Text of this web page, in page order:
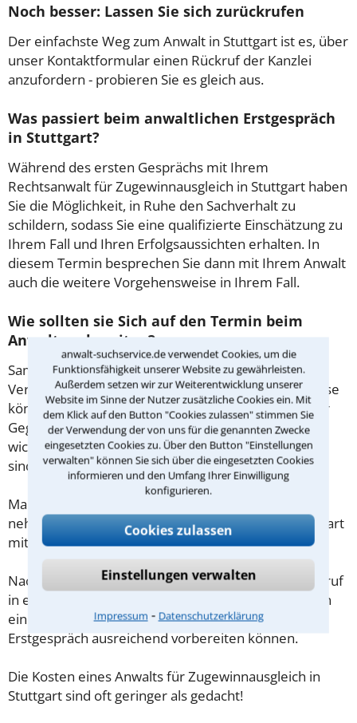
anwalt-suchservice.de verwendet Cookies, um die
Funktionsfähigkeit unserer Website zu gewährleisten.
Außerdem setzen wir zur Weiterentwicklung unserer
Website im Sinne der Nutzer zusätzliche Cookies ein. Mit
dem Klick auf den Button "Cookies zulassen" stimmen Sie
der Verwendung der von uns für die genannten Zwecke
eingesetzten Cookies zu. Über den Button "Einstellungen
verwalten" können Sie sich über die eingesetzten Cookies
informieren und den Umfang Ihrer Einwilligung
konfigurieren.
Cookies zulassen
Einstellungen verwalten
Impressum ⁃ Datenschutzerklärung
Noch besser: Lassen Sie sich zurückrufen
Der einfachste Weg zum Anwalt in Stuttgart ist es, über
unser Kontaktformular einen Rückruf der Kanzlei
anzufordern - probieren Sie es gleich aus.
Was passiert beim anwaltlichen Erstgespräch
in Stuttgart?
Während des ersten Gesprächs mit Ihrem
Rechtsanwalt für Zugewinnausgleich in Stuttgart haben
Sie die Möglichkeit, in Ruhe den Sachverhalt zu
schildern, sodass Sie eine qualifizierte Einschätzung zu
Ihrem Fall und Ihren Erfolgsaussichten erhalten. In
diesem Termin besprechen Sie dann mit Ihrem Anwalt
auch die weitere Vorgehensweise in Ihrem Fall.
Wie sollten sie Sich auf den Termin beim
Anwalt vorbereiten?
Sammeln Sie im Vorfeld alle Unterlagen wie z.B.
Verträge oder Briefe sowie die Briefumschläge. Diese
könnten mitunter Aufschluss darüber geben, ob der
Gegner Fristen beachtet hat. Gibt es Zeugen oder
wichtige Adressen, die für den Fall von Bedeutung
sind?
Machen Sie sich vorab schriftliche Notizen und
nehmen Sie diese zum Beratungsgespräch in Stuttgart
mit.
Nachdem Sie über das Kontaktformular einen Rückruf
in einer Kanzlei angefordert haben, stellen wir Ihnen
eine Checkliste zur Verfügung, mit der Sie das
Erstgespräch ausreichend vorbereiten können.
Die Kosten eines Anwalts für Zugewinnausgleich in
Stuttgart sind oft geringer als gedacht!